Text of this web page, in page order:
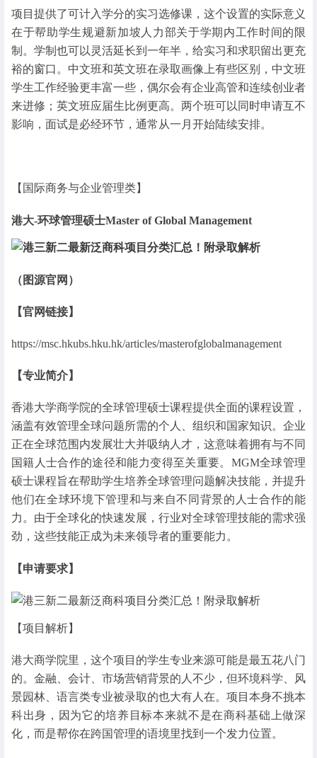
项目提供了可计入学分的实习选修课，这个设置的实际意义
在于帮助学生规避新加坡人力部关于学期内工作时间的限
制。学制也可以灵活延长到一年半，给实习和求职留出更充
裕的窗口。中文班和英文班在录取画像上有些区别，中文班
学生工作经验更丰富一些，偶尔会有企业高管和连续创业者
来进修；英文班应届生比例更高。两个班可以同时申请互不
影响，面试是必经环节，通常从一月开始陆续安排。
【国际商务与企业管理类】
港大-环球管理硕士Master of Global Management
（图源官网）
【官网链接】
https://msc.hkubs.hku.hk/articles/masterofglobalmanagement
【专业简介】
香港大学商学院的全球管理硕士课程提供全面的课程设置，
涵盖有效管理全球问题所需的个人、组织和国家知识。企业
正在全球范围内发展壮大并吸纳人才，这意味着拥有与不同
国籍人士合作的途径和能力变得至关重要。MGM全球管理
硕士课程旨在帮助学生培养全球管理问题解决技能，并提升
他们在全球环境下管理和与来自不同背景的人士合作的能
力。由于全球化的快速发展，行业对全球管理技能的需求强
劲，这些技能正成为未来领导者的重要能力。
【申请要求】
【项目解析】
港大商学院里，这个项目的学生专业来源可能是最五花八门
的。金融、会计、市场营销背景的人不少，但环境科学、风
景园林、语言类专业被录取的也大有人在。项目本身不挑本
科出身，因为它的培养目标本来就不是在商科基础上做深
化，而是帮你在跨国管理的语境里找到一个发力位置。